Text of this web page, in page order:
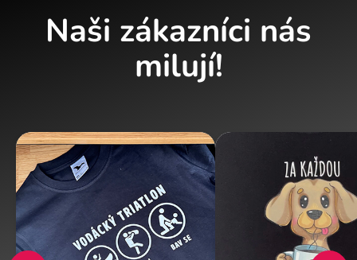
Naši zákazníci nás
milují!